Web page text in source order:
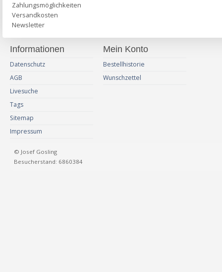
Zahlungsmöglichkeiten
Versandkosten
Newsletter
Informationen
Datenschutz
AGB
Livesuche
Tags
Sitemap
Impressum
Mein Konto
Bestellhistorie
Wunschzettel
© Josef Gosling
Besucherstand: 6860384